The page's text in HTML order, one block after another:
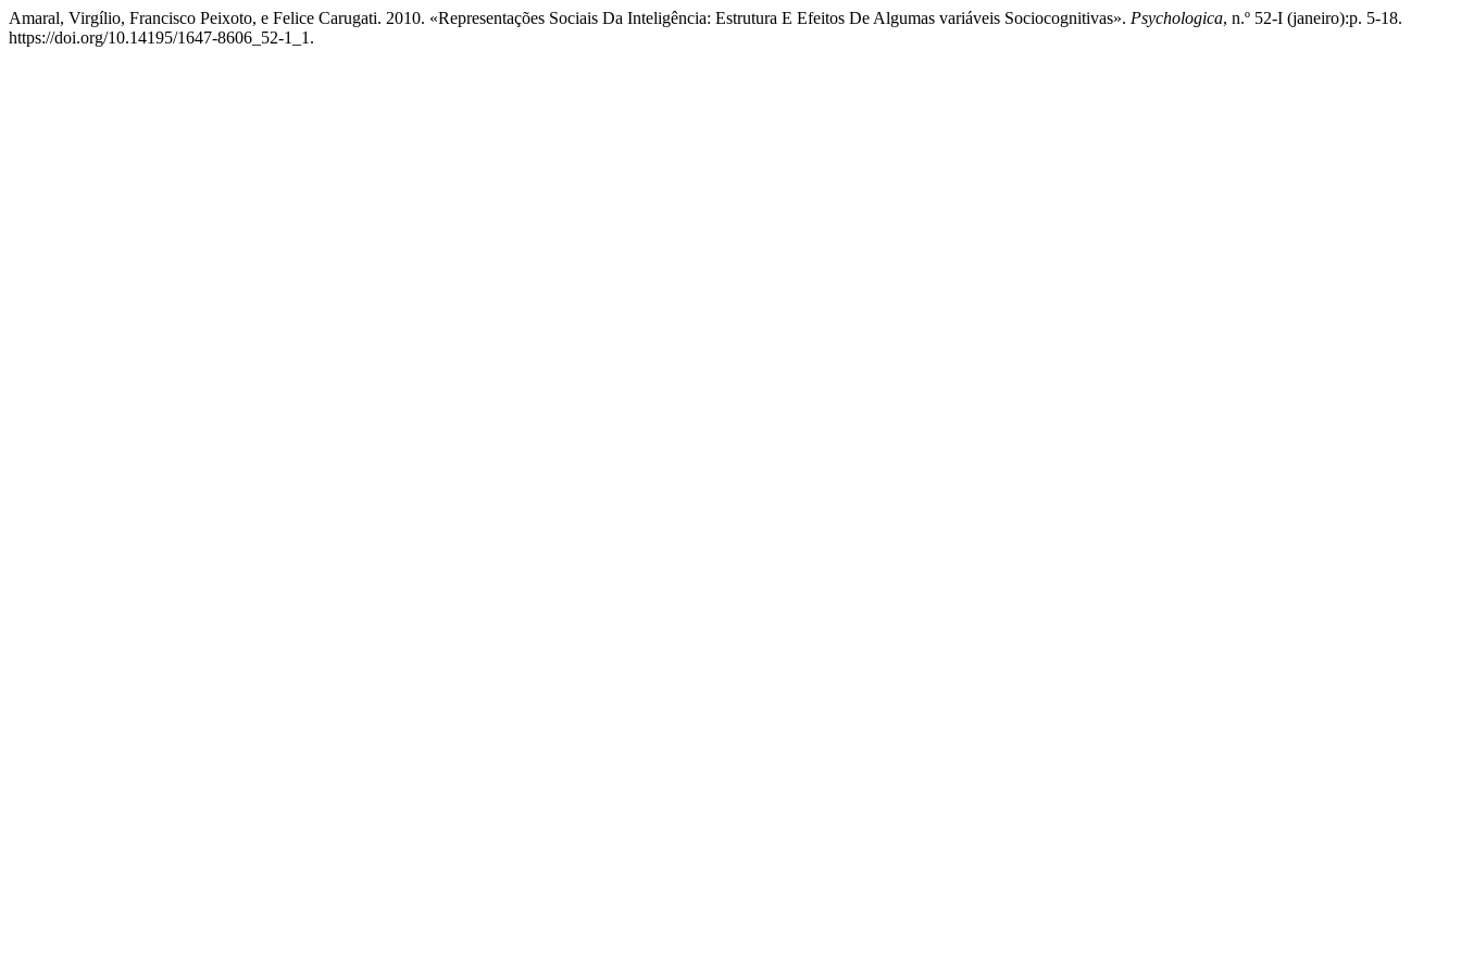
Amaral, Virgílio, Francisco Peixoto, e Felice Carugati. 2010. «Representações Sociais Da Inteligência: Estrutura E Efeitos De Algumas variáveis Sociocognitivas». Psychologica, n.º 52-I (janeiro):p. 5-18.
https://doi.org/10.14195/1647-8606_52-1_1.